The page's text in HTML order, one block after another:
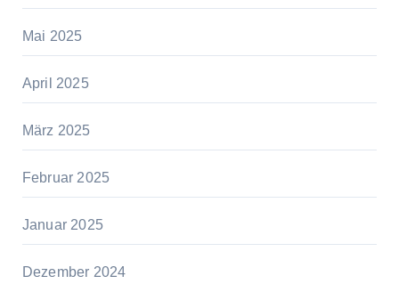
Mai 2025
April 2025
März 2025
Februar 2025
Januar 2025
Dezember 2024